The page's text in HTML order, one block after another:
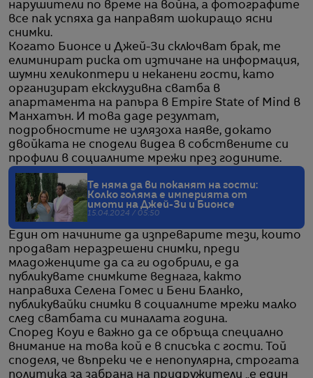
нарушители по време на война, а фотографите
все пак успяха да направят шокиращо ясни
снимки.
Когато Бионсе и Джей-Зи сключват брак, те
елиминират риска от изтичане на информация,
шумни хеликоптери и неканени гости, като
организират ексклузивна сватба в
апартамента на рапъра в Empire State of Mind в
Манхатън. И това даде резултат,
подробностите не излязоха наяве, докато
двойката не сподели видеа в собствените си
профили в социалните мрежи през годините.
Те няма да ви поканят на гости:
Колко голяма е империята от
имоти на Джей-Зи и Бионсе
15.04.2024 / 05:50
Един от начините да изпреварите тези, които
продават неразрешени снимки, преди
младоженците да са ги одобрили, е да
публикувате снимките веднага, както
направиха Селена Гомес и Бени Бланко,
публикувайки снимки в социалните мрежи малко
след сватбата си миналата година.
Според Коуи е важно да се обръща специално
внимание на това кой е в списъка с гости. Той
споделя, че въпреки че е непопулярна, строгата
политика за забрана на придружители „е един